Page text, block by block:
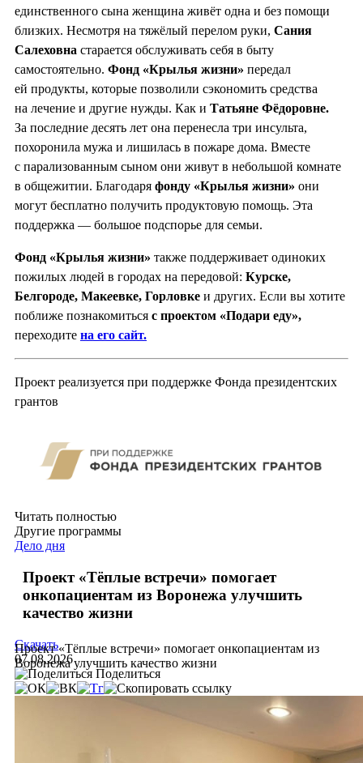
единственного сына женщина живёт одна и без помощи
близких. Несмотря на тяжёлый перелом руки, Сания
Салеховна старается обслуживать себя в быту
самостоятельно. Фонд «Крылья жизни» передал
ей продукты, которые позволили сэкономить средства
на лечение и другие нужды. Как и Татьяне Фёдоровне.
За последние десять лет она перенесла три инсульта,
похоронила мужа и лишилась в пожаре дома. Вместе
с парализованным сыном они живут в небольшой комнате
в общежитии. Благодаря фонду «Крылья жизни» они
могут бесплатно получить продуктовую помощь. Эта
поддержка — большое подспорье для семьи.
Фонд «Крылья жизни» также поддерживает одиноких
пожилых людей в городах на передовой: Курске,
Белгороде, Макеевке, Горловке и других. Если вы хотите
поближе познакомиться с проектом «Подари еду»,
переходите на его сайт.
Проект реализуется при поддержке Фонда президентских
грантов
Читать полностью
Другие программы
Дело дня
Проект «Тёплые встречи» помогает
онкопациентам из Воронежа улучшить
качество жизни
Проект «Тёплые встречи» помогает онкопациентам из
Воронежа улучшить качество жизни
Скачать
07.08.2026
Поделиться